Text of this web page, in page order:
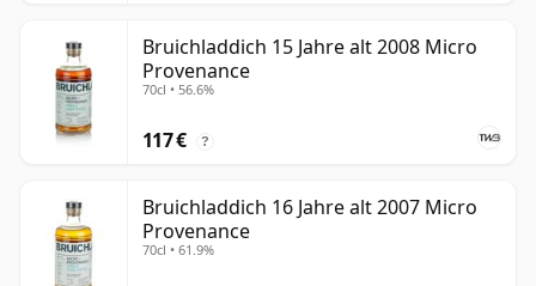
Bruichladdich 15 Jahre alt 2008 Micro
Provenance
70cl • 56.6%
117 € ?
Bruichladdich 16 Jahre alt 2007 Micro
Provenance
70cl • 61.9%